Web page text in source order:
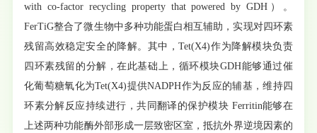
with co-factor recycling property that powered by GDH）。
FerTiG整合了微生物中多种功能蛋白相互辅助，实现对四环素
残留高效稳定安全的降解。其中，Tet(X4)作为降解模块负责
四环素残留的分解，在此基础上，循环模块GDH能够通过催
化葡萄糖氧化为Tet(X4)提供NADPH作为反应的辅基，维持四
环素分解反应持续进行，共同翻译的保护模块 Ferritin能够在
上述两种功能酶外部形成一层致密区室，抵抗外界逆境因素的